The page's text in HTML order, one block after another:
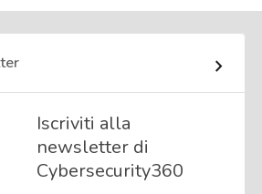
Iscriviti alla
newsletter di
Cybersecurity360